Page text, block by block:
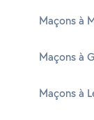
Maçons à
Maçons à
Maçons à